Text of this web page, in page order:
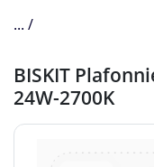
... /
BISKIT
24W-2700K